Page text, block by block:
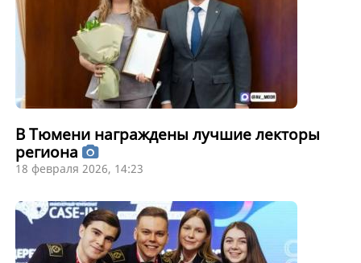
В Тюмени награждены лучшие лекторы
региона
18 февраля 2026, 14:23